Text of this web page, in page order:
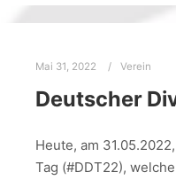
Mai 31, 2022 Verein
Deutscher
Heute, am
Tag (#DDT22),